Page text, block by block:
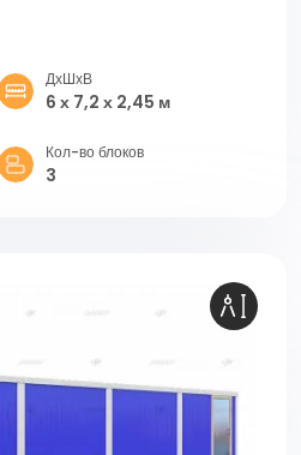
ДхШхВ
6 х 7,2 х 2,45 м
Кол-во блоков
3